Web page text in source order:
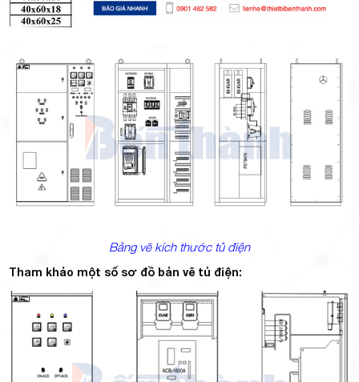
Bảng vẽ kích thước tủ điện
Tham khảo một số sơ đồ bản vẽ tủ điện: